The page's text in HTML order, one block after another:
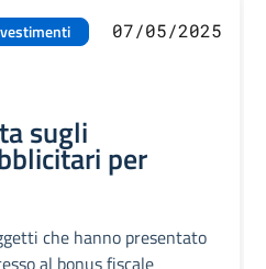
07/05/2025
sugli
per
che hanno presentato